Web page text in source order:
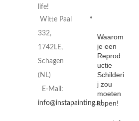
life!
Witte Paal
332,
1742LE,
Schagen
(NL)
E-Mail:
info@instapainting.nl
Waarom
je een
Reprod
uctie
Schilderi
j zou
moeten
kopen!